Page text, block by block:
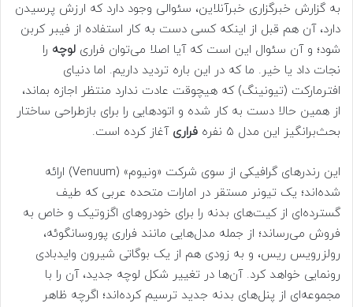
به گزارش خبرگزاری خبرآنلاین، سئوالی وجود دارد که ارزش پرسیدن
دارد، آن هم قبل از اینکه کسی دست به کار استفاده از فیبر کربن
شود؛ و آن سئوال این است که آیا اصلا می‌توان فراری لوچه را
نجات داد یا خیر. ما که در این باره تردید داریم. اما دنیای
افترمارکت (تیونینگ) که هیچوقت عادت ندارد منتظر اجازه بماند،
از همین حالا دست به کار شده و اتودهایی را برای بازطراحی ساختار
بحث‌برانگیز این مدل ۵ نفره
فراریآغاز کرده است.
این رندرهای گرافیکی از سوی شرکت «ونیوم» (Venuum) ارائه
شده‌اند؛ یک تیونر مستقر در امارات متحده عربی که طیف
گسترده‌ای از کیت‌های بدنه را برای خودروهای اگزوتیک و خاص به
فروش می‌رساند؛ از جمله مدل‌هایی مانند فراری پوروسانگوئه،
رولزرویس ریس، و به زودی هم از یک بوگاتی شیرون وایدبادی
رونمایی خواهد کرد. آن‌ها در تغییر شکل لوچه جدید، آن را با
مجموعه‌ای از پنل‌های بدنه جدید ترسیم کرده‌اند؛ اگرچه ظاهر